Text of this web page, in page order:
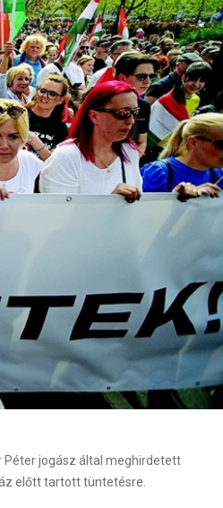
Péter jogász által meghirdetett
előtt tartott tüntetésre.